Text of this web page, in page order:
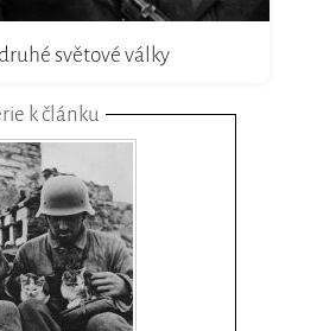
světové války
k článku